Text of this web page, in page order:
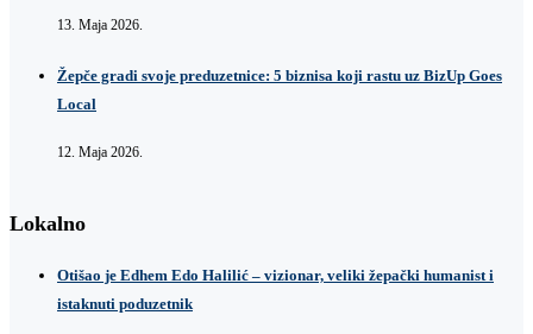
13. Maja 2026.
Žepče gradi svoje preduzetnice: 5 biznisa koji rastu uz BizUp Goes
Local
12. Maja 2026.
Lokalno
Otišao je Edhem Edo Halilić – vizionar, veliki žepački humanist i
istaknuti poduzetnik